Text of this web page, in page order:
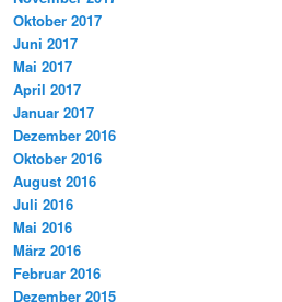
Oktober 2017
Juni 2017
Mai 2017
April 2017
Januar 2017
Dezember 2016
Oktober 2016
August 2016
Juli 2016
Mai 2016
März 2016
Februar 2016
Dezember 2015